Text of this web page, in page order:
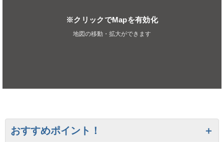
※クリックでMapを有効化
地図の移動・拡大ができます
おすすめポイント！